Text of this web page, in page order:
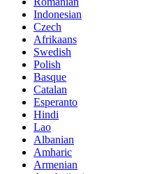
Indonesian
Czech
Afrikaans
Swedish
Polish
Basque
Catalan
Esperanto
Hindi
Lao
Albanian
Amharic
Armenian